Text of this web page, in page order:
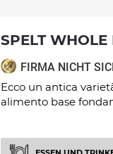
SPELT
FIRMA NICHT
Ecco un antica
alimento base